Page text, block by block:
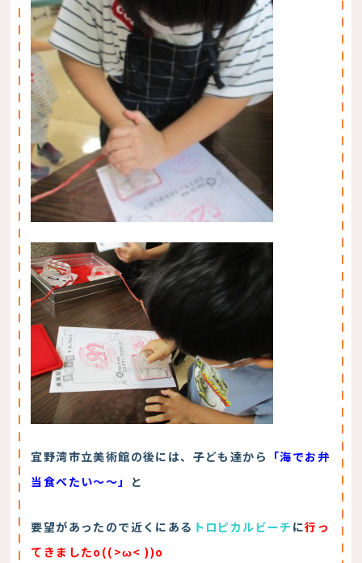
宜野湾市立美術館の後には、子ども達から 「海でお弁
当食べたい～～」
と
要望があったので近くにある トロピカルビーチ に行っ
てきましたo((>ω< ))o